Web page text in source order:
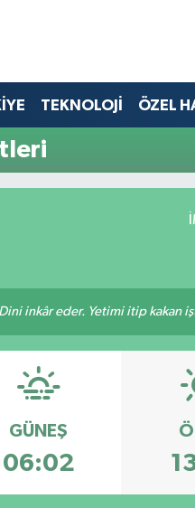
TEKNOLOJİ ÖZEL
inkâr eder. Yetimi itip kakan
GÜNEŞ
06:02